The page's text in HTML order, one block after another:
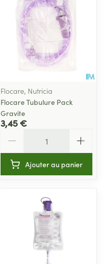
Flocare, Nutricia
Flocare Tubulure Pack
Gravite
3,45 €
Ajouter au panier